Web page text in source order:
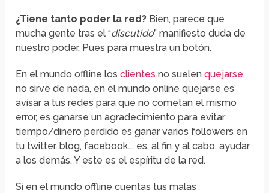
¿Tiene tanto poder la red? Bien, parece que
mucha gente tras el “discutido” manifiesto duda de
nuestro poder. Pues para muestra un botón.
En el mundo offline losclientes no suelenquejarse,
no sirve de nada, en el mundo online quejarse es
avisar a tus redes para que no cometan el mismo
error, es ganarse un agradecimiento para evitar
tiempo/dinero perdido es ganar varios followers en
tu twitter, blog, facebook…, es, al fin y al cabo, ayudar
a los demás. Y este es el espíritu de la red.
Si en el mundo offline cuentas tus malas